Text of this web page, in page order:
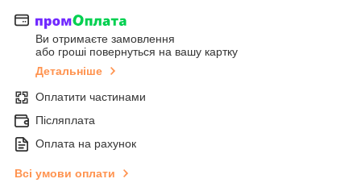
Ви отримаєте замовлення
або гроші повернуться на вашу картку
Детальніше
Оплатити частинами
Післяплата
Оплата на рахунок
Всі умови оплати